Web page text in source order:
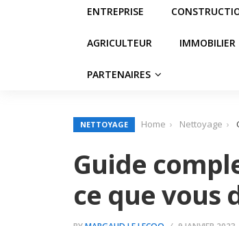
ENTREPRISE
AGRICULTEUR IMMOBILIER
PARTENAIRES
NETTOYAGE Home Nettoyage
Guide
ce que vous